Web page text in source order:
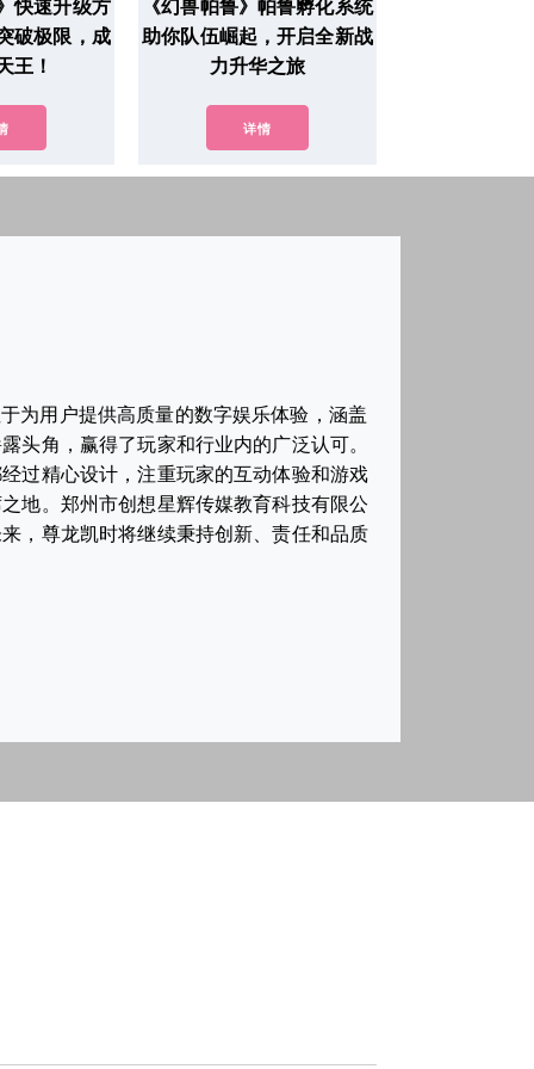
快速升级方
破极限，成
王！
《幻兽帕鲁》帕鲁孵化系统
助你队伍崛起，开启全新战
力升华之旅
详情
为用户提供高质量的数字娱乐体验，涵盖
头角，赢得了玩家和行业内的广泛认可。
过精心设计，注重玩家的互动体验和游戏
地。郑州市创想星辉传媒教育科技有限公
，尊龙凯时将继续秉持创新、责任和品质